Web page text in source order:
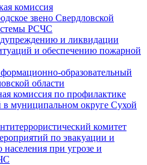
комиссия
звено Свердловской
РСЧС
и ликвидации
и обеспечению пожарной
образовательный
области
комиссия по профилактике
муниципальном округе Сухой
комитет
по эвакуации и
населения при угрозе и